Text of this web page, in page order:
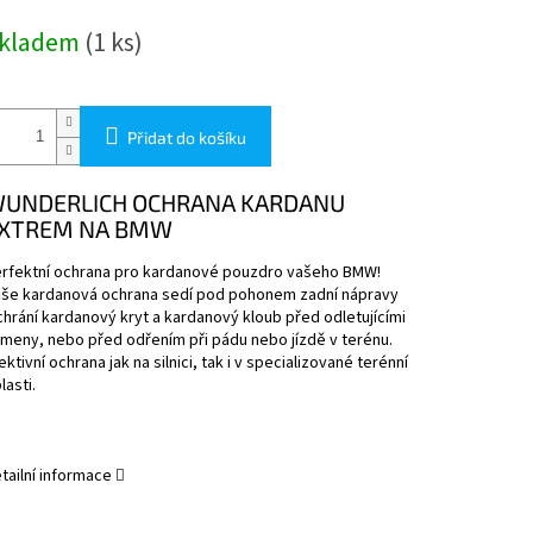
(1 ks)
Přidat do košíku
OCHRANA KARDANU
NA BMW
ochrana pro kardanové pouzdro vašeho BMW!
kardanová ochrana sedí pod pohonem zadní nápravy
kardanový kryt a kardanový kloub před odletujícími
nebo před odřením při pádu nebo jízdě v terénu.
ochrana jak na silnici, tak i v specializované terénní
informace